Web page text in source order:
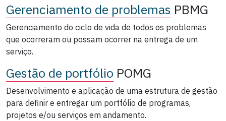
Gerenciamento de problemas PBMG
Gerenciamento do ciclo de vida de todos os problemas
que ocorreram ou possam ocorrer na entrega de um
serviço.
Gestão de portfólio POMG
Desenvolvimento e aplicação de uma estrutura de gestão
para definir e entregar um portfólio de programas,
projetos e/ou serviços em andamento.